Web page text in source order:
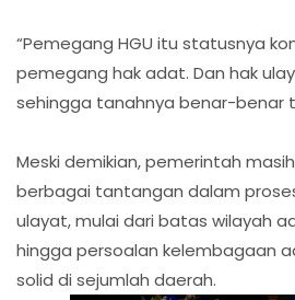
“Pemegang HGU itu statusnya
pemegang hak adat. Dan hak
sehingga tanahnya benar-benar
Meski demikian, pemerintah
berbagai tantangan dalam
ulayat, mulai dari batas wilayah
hingga persoalan kelembagaan
solid di sejumlah daerah.